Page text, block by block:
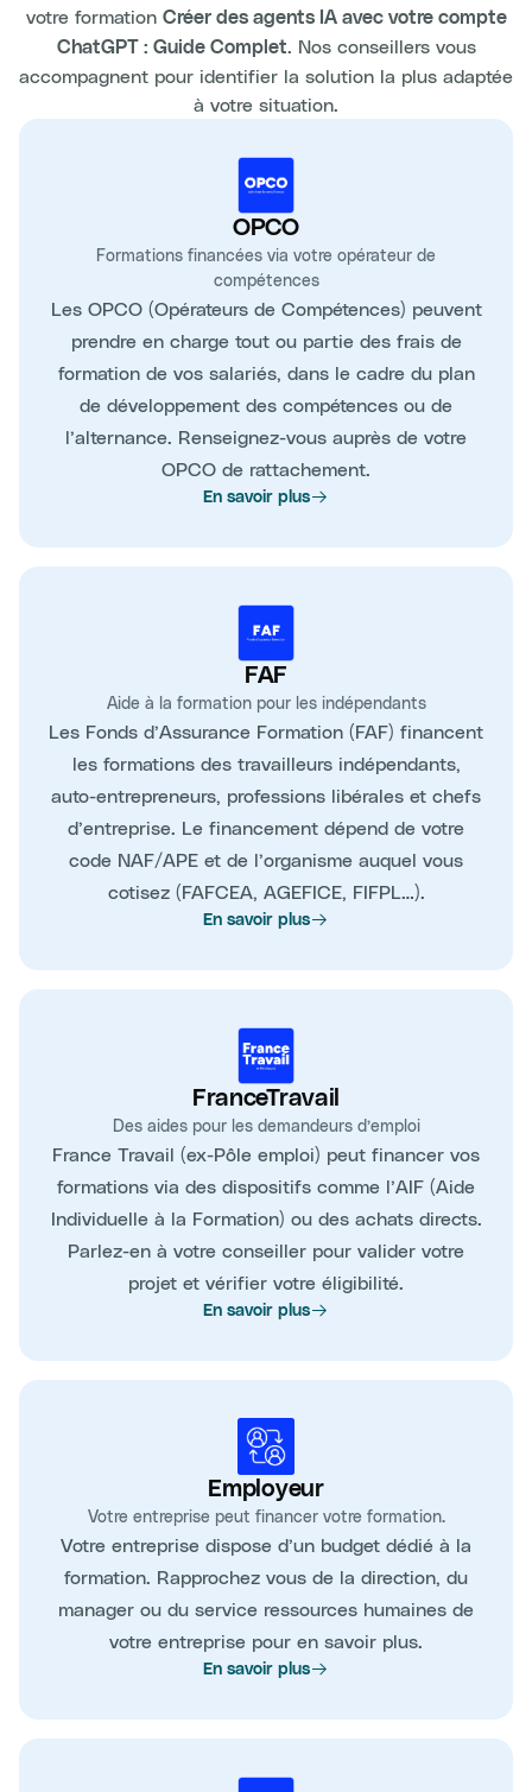
votre formation Créer des agents IA avec votre compte
ChatGPT : Guide Complet. Nos conseillers vous
accompagnent pour identifier la solution la plus adaptée
à votre situation.
OPCO
Formations financées via votre opérateur de
compétences
Les OPCO (Opérateurs de Compétences) peuvent
prendre en charge tout ou partie des frais de
formation de vos salariés, dans le cadre du plan
de développement des compétences ou de
l’alternance. Renseignez-vous auprès de votre
OPCO de rattachement.
En savoir plus
FAF
Aide à la formation pour les indépendants
Les Fonds d’Assurance Formation (FAF) financent
les formations des travailleurs indépendants,
auto-entrepreneurs, professions libérales et chefs
d’entreprise. Le financement dépend de votre
code NAF/APE et de l’organisme auquel vous
cotisez (FAFCEA, AGEFICE, FIFPL…).
En savoir plus
FranceTravail
Des aides pour les demandeurs d’emploi
France Travail (ex-Pôle emploi) peut financer vos
formations via des dispositifs comme l’AIF (Aide
Individuelle à la Formation) ou des achats directs.
Parlez-en à votre conseiller pour valider votre
projet et vérifier votre éligibilité.
En savoir plus
Employeur
Votre entreprise peut financer votre formation.
Votre entreprise dispose d’un budget dédié à la
formation. Rapprochez vous de la direction, du
manager ou du service ressources humaines de
votre entreprise pour en savoir plus.
En savoir plus